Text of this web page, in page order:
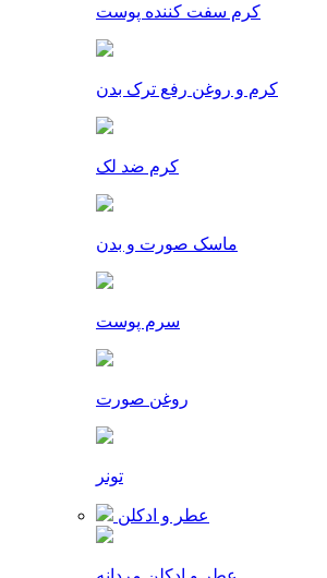
کرم سفت کننده پوست
کرم و روغن رفع ترک بدن
کرم ضد لک
ماسک صورت و بدن
سرم پوست
روغن صورت
تونر
عطر و ادکلن